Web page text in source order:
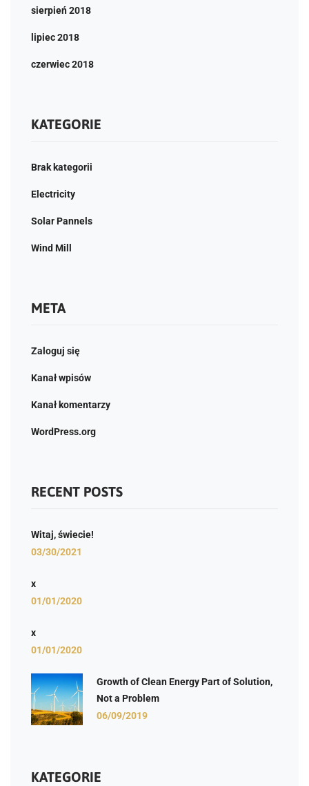
sierpień 2018
lipiec 2018
czerwiec 2018
KATEGORIE
Brak kategorii
Electricity
Solar Pannels
Wind Mill
META
Zaloguj się
Kanał wpisów
Kanał komentarzy
WordPress.org
RECENT POSTS
Witaj, świecie!
03/30/2021
x
01/01/2020
x
01/01/2020
Growth of Clean Energy Part of Solution,
Not a Problem
06/09/2019
KATEGORIE